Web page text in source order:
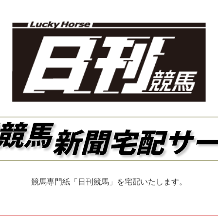
競馬専門紙「日刊競馬」を宅配いたします。